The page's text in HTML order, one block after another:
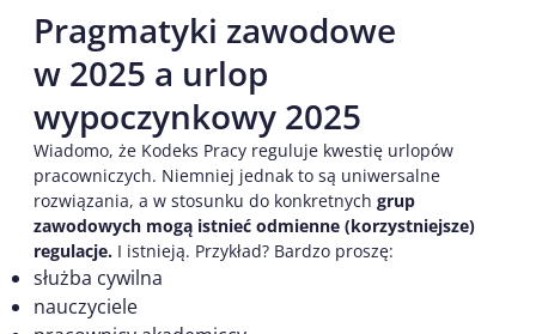
Pragmatyki zawodowe
w 2025 a urlop
wypoczynkowy 2025
Wiadomo, że Kodeks Pracy reguluje kwestię urlopów
pracowniczych. Niemniej jednak to są uniwersalne
rozwiązania, a w stosunku do konkretnych grup
zawodowych mogą istnieć odmienne (korzystniejsze)
regulacje. I istnieją. Przykład? Bardzo proszę:
służba cywilna
nauczyciele